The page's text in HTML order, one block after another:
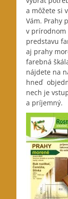
a môžete si
Vám. Prahy
v prírodnom
predstavu
aj prahy
farebná
nájdete na
hneď
nech je
a príjemný.